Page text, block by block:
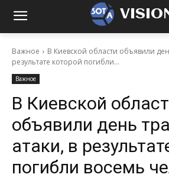
Важное
В Киевской области объявили
результате которой погибли...
Важное
В Киевской
объявили день
атаки, в
погибли восемь